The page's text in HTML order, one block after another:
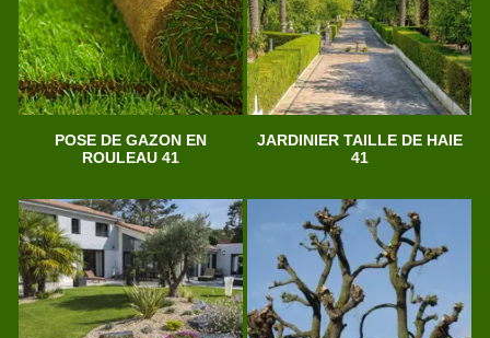
POSE DE GAZON EN
ROULEAU 41
JARDINIER TAILLE DE HAIE
41